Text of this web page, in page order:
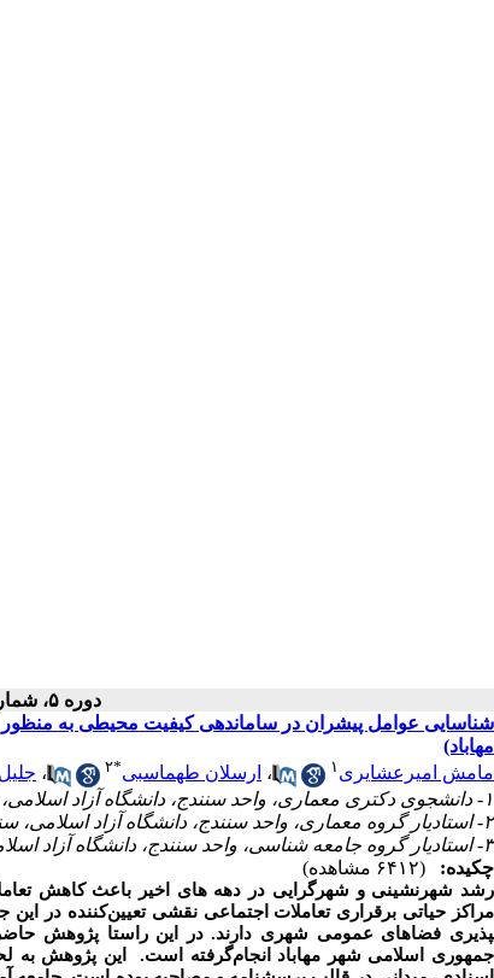
دوره ۵، شماره ۴ - ( زمستان ۱۴۰۳ )
شناسایی عوامل پیشران در ساماندهی کیفیت محیطی به
مهاباد)
مامش امیرعشایری ۱ ، ارسلان طهماسبی*۲ ،
۱- دانشجوی دکتری معماری، واحد سنندج، دانشگاه آزاد اسلامی، سنندج، ایران
۲- استادیار گروه معماری، واحد سنندج، دانشگاه آزاد اسلامی، سنندج، ایران ،
۳- استادیار گروه جامعه شناسی، واحد سنندج، دانشگاه آزاد اسلامی، سنندج، ایران
چکیده:
(۶۴۱۲ مشاهده)
رشد شهرنشینی و شهرگرایی در دهه­ های اخیر باعث کاهش
حیاتی برقراری تعاملات اجتماعی نقشی تعیین‌کننده در
پذیری فضاهای عمومی شهری دارند. در این راستا پژوهش حاضر
جمهوری اسلامی شهر مهاباد انجام‌گرفته است. این پژوهش